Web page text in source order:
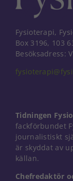
Fysioterapi,
Box 3196, 103
Besöksadress:
Tidningen
fackförbundet
journalistiskt
är skyddat av
källan.
Chefredaktör